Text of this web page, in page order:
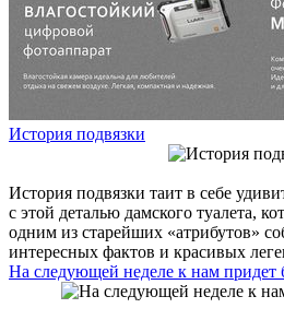
История подвязки
История подвязки таит в себе
с этой деталью дамского туалета,
одним из старейших «атрибутов»
интересных фактов и красивых
На следующей неделе к нам придет